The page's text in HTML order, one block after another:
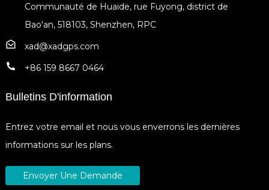
Communauté de Huaide, rue Fuyong, district de
Bao'an, 518103, Shenzhen, RPC
xad@xadgps.com
+86 159 8667 0464
Bulletins D'information
Entrez votre email et nous vous enverrons les dernières
informations sur les plans.
Envoyer Une Demande